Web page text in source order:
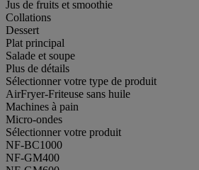
Jus de fruits et smoothie
Collations
Dessert
Plat principal
Salade et soupe
Plus de détails
Sélectionner votre type de produit
AirFryer-Friteuse sans huile
Machines à pain
Micro-ondes
Sélectionner votre produit
NF-BC1000
NF-GM400